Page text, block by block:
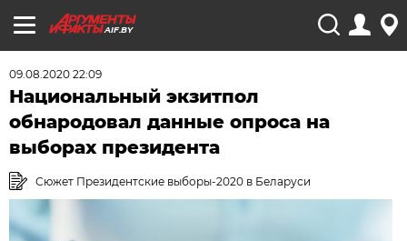
AIF.BY
09.08.2020 22:09
Национальный экзитпол
обнародовал данные опроса на
выборах президента
Сюжет Президентские выборы-2020 в Беларуси